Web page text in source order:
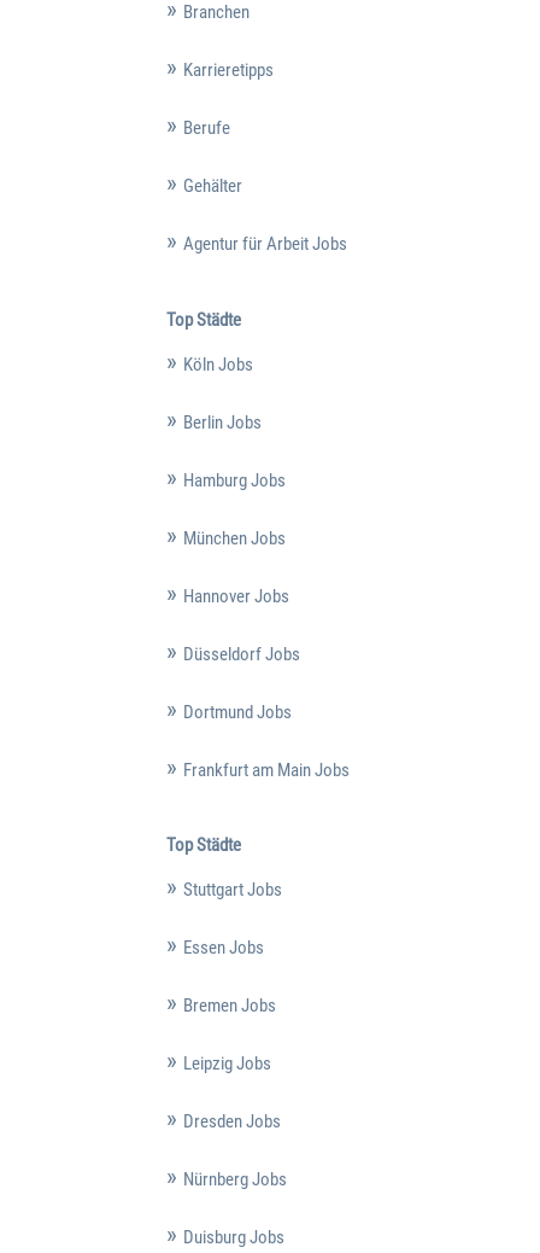
Branchen
Karrieretipps
Berufe
Gehälter
Agentur für Arbeit Jobs
Top Städte
Köln Jobs
Berlin Jobs
Hamburg Jobs
München Jobs
Hannover Jobs
Düsseldorf Jobs
Dortmund Jobs
Frankfurt am Main Jobs
Top Städte
Stuttgart Jobs
Essen Jobs
Bremen Jobs
Leipzig Jobs
Dresden Jobs
Nürnberg Jobs
Duisburg Jobs